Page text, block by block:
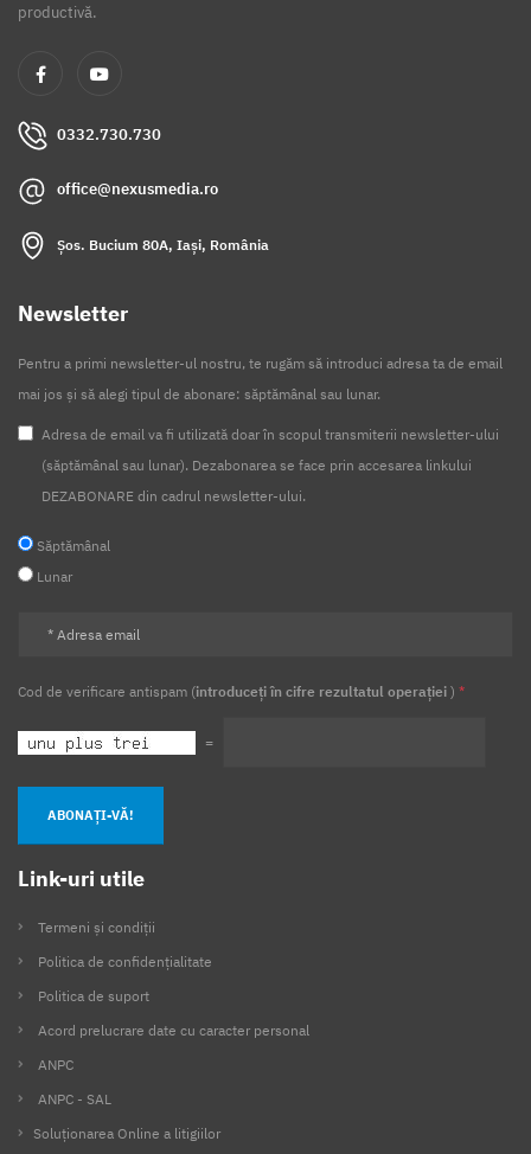
Olt
Sibiu
Tulcea
Valcea
Vrancea
productivă.
0332.730.730
office@nexusmedia.ro
Șos. Bucium 80A, Iași, România
Newsletter
Pentru a primi newsletter-ul nostru, te rugăm să introduci adresa ta de email
mai jos și să alegi tipul de abonare: săptămânal sau lunar.
Adresa de email va fi utilizată doar în scopul transmiterii newsletter-ului
(săptămânal sau lunar). Dezabonarea se face prin accesarea linkului
DEZABONARE din cadrul newsletter-ului.
Săptămânal
Lunar
Cod de verificare antispam (introduceți în cifre rezultatul operației ) *
=
ABONAȚI-VĂ!
Link-uri utile
Termeni și condiții
Politica de confidențialitate
Politica de suport
Acord prelucrare date cu caracter personal
ANPC
ANPC - SAL
Soluționarea Online a litigiilor